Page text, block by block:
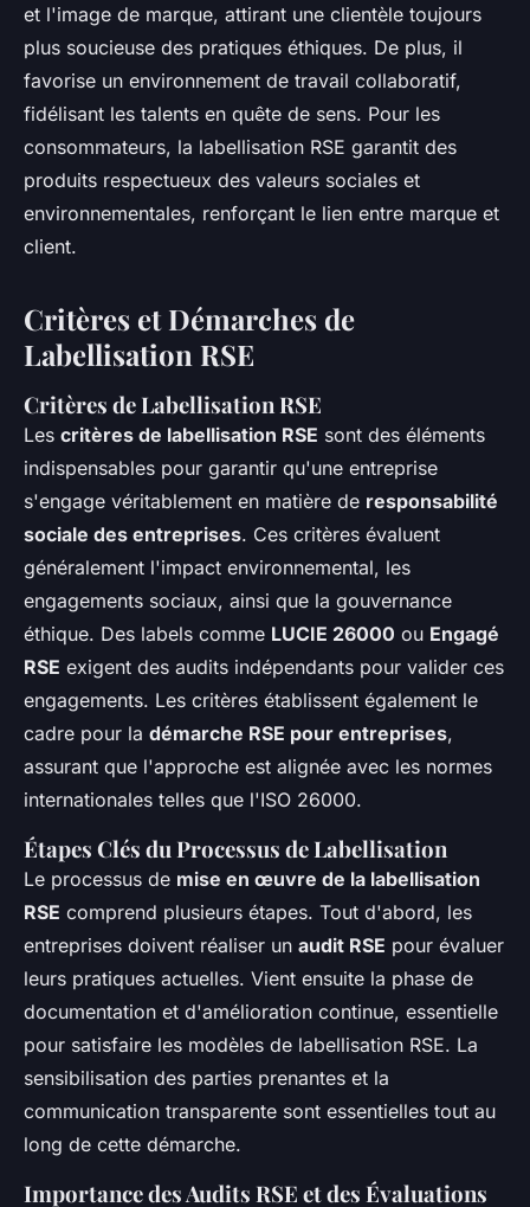
et l'image de marque, attirant une clientèle toujours
plus soucieuse des pratiques éthiques. De plus, il
favorise un environnement de travail collaboratif,
fidélisant les talents en quête de sens. Pour les
consommateurs, la labellisation RSE garantit des
produits respectueux des valeurs sociales et
environnementales, renforçant le lien entre marque et
client.
Critères et Démarches de
Labellisation RSE
Critères de Labellisation RSE
Les critères de labellisation RSE sont des éléments
indispensables pour garantir qu'une entreprise
s'engage véritablement en matière de responsabilité
sociale des entreprises. Ces critères évaluent
généralement l'impact environnemental, les
engagements sociaux, ainsi que la gouvernance
éthique. Des labels comme LUCIE 26000 ou Engagé
RSE exigent des audits indépendants pour valider ces
engagements. Les critères établissent également le
cadre pour la démarche RSE pour entreprises,
assurant que l'approche est alignée avec les normes
internationales telles que l'ISO 26000.
Étapes Clés du Processus de Labellisation
Le processus de mise en œuvre de la labellisation
RSE comprend plusieurs étapes. Tout d'abord, les
entreprises doivent réaliser un audit RSE pour évaluer
leurs pratiques actuelles. Vient ensuite la phase de
documentation et d'amélioration continue, essentielle
pour satisfaire les modèles de labellisation RSE. La
sensibilisation des parties prenantes et la
communication transparente sont essentielles tout au
long de cette démarche.
Importance des Audits RSE et des Évaluations